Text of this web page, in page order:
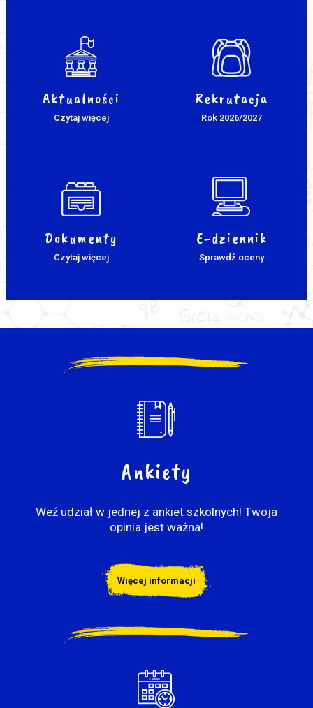
Aktualności
Czytaj więcej
Rekrutacja
Rok 2026/2027
Dokumenty
Czytaj więcej
E-dziennik
Sprawdź oceny
Ankiety
Weź udział w jednej z ankiet szkolnych! Twoja
opinia jest ważna!
Więcej informacji